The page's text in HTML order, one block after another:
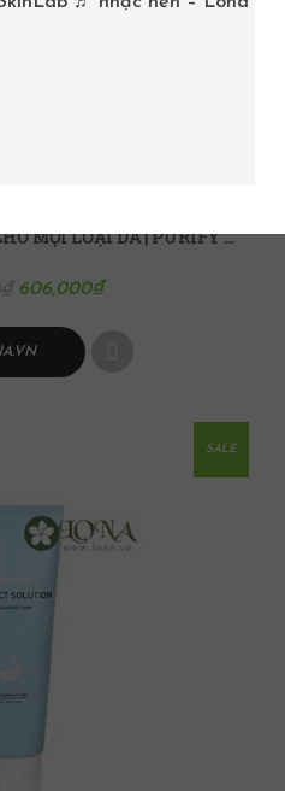
SỮA RỬA MẶT BOTANI CHO MỌI LOẠI DA | PURIFY FACIAL CLEANSER
606,000₫
SALE